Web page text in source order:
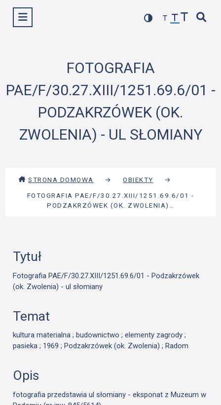
Wyświetl menu
FOTOGRAFIA
PAE/F/30.27.XIII/1251.69.6/01 -
PODZAKRZÓWEK (OK.
ZWOLENIA) - UL SŁOMIANY
STRONA DOMOWA → OBIEKTY
→
FOTOGRAFIA PAE/F/30.27.XIII/1251.69.6/01 -
PODZAKRZÓWEK (OK. ZWOLENIA)…
Tytuł
Fotografia PAE/F/30.27.XIII/1251.69.6/01 - Podzakrzówek
(ok. Zwolenia) - ul słomiany
Temat
kultura materialna ; budownictwo ; elementy zagrody ;
pasieka ; 1969 ; Podzakrzówek (ok. Zwolenia) ; Radom
Opis
fotografia przedstawia ul słomiany - eksponat z Muzeum w